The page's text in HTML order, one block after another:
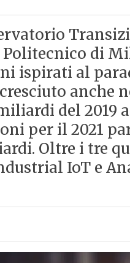
di
ispirati al
anche
del 2019
per il 2021
Oltre i tre
IoT e